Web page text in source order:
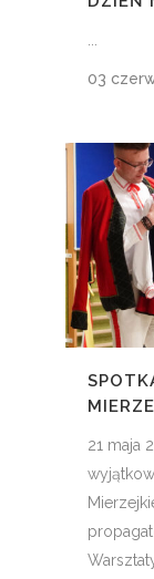
03
21 maja